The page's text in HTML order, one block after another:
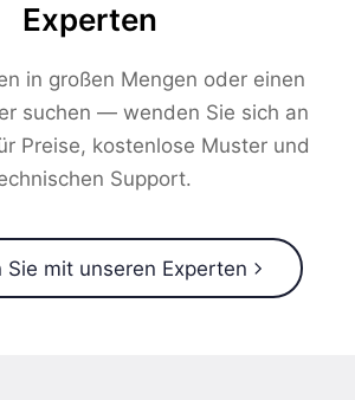
Experten
in großen Mengen oder einen
suchen — wenden Sie sich an
Preise, kostenlose Muster und
Support.
Sie mit unseren Experten